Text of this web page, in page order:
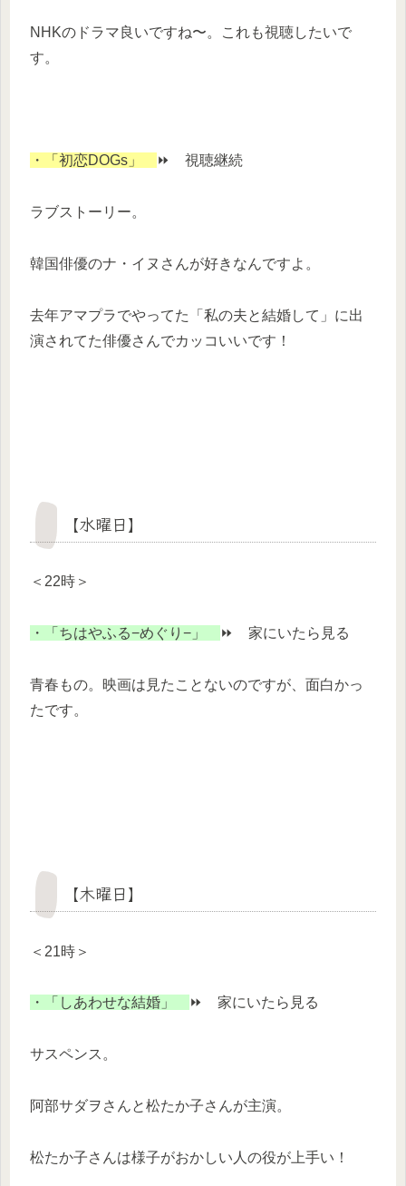
NHKのドラマ良いですね〜。これも視聴したいで
す。
・「初恋DOGs」 ⏩ 視聴継続
ラブストーリー。
韓国俳優のナ・イヌさんが好きなんですよ。
去年アマプラでやってた「私の夫と結婚して」に出
演されてた俳優さんでカッコいいです！
【水曜日】
＜22時＞
・「ちはやふる−めぐり−」 ⏩ 家にいたら見る
青春もの。映画は見たことないのですが、面白かっ
たです。
【木曜日】
＜21時＞
・「しあわせな結婚」 ⏩ 家にいたら見る
サスペンス。
阿部サダヲさんと松たか子さんが主演。
松たか子さんは様子がおかしい人の役が上手い！